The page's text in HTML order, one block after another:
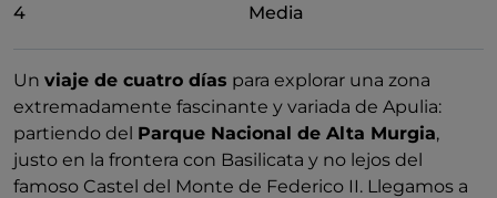
4 Media
Un viaje de cuatro días para explorar una zona
extremadamente fascinante y variada de Apulia:
partiendo del Parque Nacional de Alta Murgia,
justo en la frontera con Basilicata y no lejos del
famoso Castel del Monte de Federico II. Llegamos a